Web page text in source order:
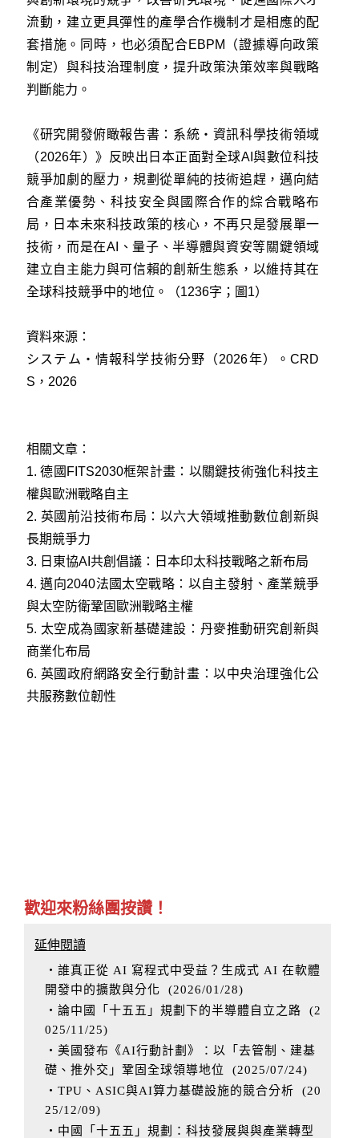
流動，建立更具彈性的產學合作機制才是相應的配
套措施。同時，也必須配合EBPM（證據導向政策
制定）與科技治理制度，提升政策決策效率與戰略
判斷能力。
《研究開發俯瞰報告書：系統・資訊科學技術領域
（2026年）》反映出日本正面對全球AI與數位科技
競爭加劇的壓力，規劃從單純的技術追趕，邁向結
合產業優勢、科技安全與國際合作的綜合戰略布
局，日本未來科技政策的核心，不再只是發展單一
技術，而是在AI、量子、半導體與資安等關鍵領域
建立自主能力與可信賴的創新生態系，以維持其在
全球科技競爭中的地位。（1236字；圖1）
資料來源：
システム・情報科学技術分野（2026年）。CRD
S，2026
相關文章：
1.德國FITS2030框架計畫：以關鍵技術強化科技主
權與歐洲戰略自主
2. 英國前沿技術布局：以六大領域推動數位創新與
長期競爭力
3. 日東協AI共創倡議：日本印太科技戰略之新布局
4.邁向2040法國太空戰略：以自主發射、產業競爭
與太空防衛鞏固歐洲戰略主權
5. 太空成為國家新基礎建設：丹麥推動研究創新與
商業化布局
6. 英國政府網路安全行動計畫：以中央治理強化公
共服務數位韌性
歡迎來粉絲團按讚！
延伸閱讀
‧誰真正從 AI 寫程式中受益？生成式 AI 在軟體
開發中的擴散與分化 (2026/01/28)
‧論中國「十五五」規劃下的半導體自立之路 (2
025/11/25)
‧美國發布《AI行動計劃》：以「去管制、建基
礎、推外交」鞏固全球領導地位
(2025/07/24)
‧TPU、ASIC與AI算力基礎設施的競合分析 (20
25/12/09)
‧中國「十五五」規劃：科技發展與與產業轉型